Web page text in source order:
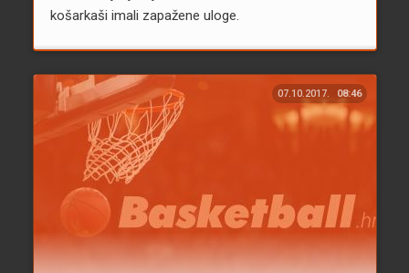
košarkaši imali zapažene uloge.
07.10.2017. 08:46